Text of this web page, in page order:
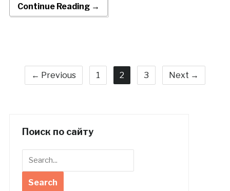
Continue Reading →
← Previous 1 2 3 Next →
Поиск по сайту